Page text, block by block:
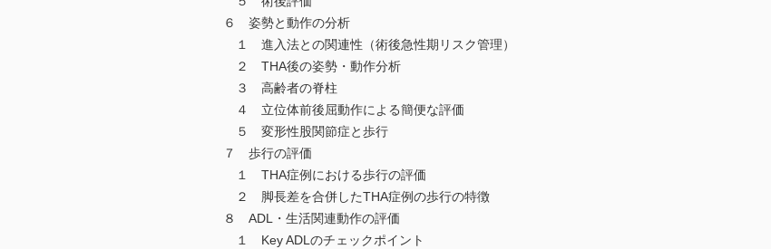
６ 姿勢と動作の分析
１ 進入法との関連性（術後急性期リスク管理）
２ THA後の姿勢・動作分析
３ 高齢者の脊柱
４ 立位体前後屈動作による簡便な評価
５ 変形性股関節症と歩行
７ 歩行の評価
１ THA症例における歩行の評価
２ 脚長差を合併したTHA症例の歩行の特徴
８ ADL・生活関連動作の評価
１ Key ADLのチェックポイント